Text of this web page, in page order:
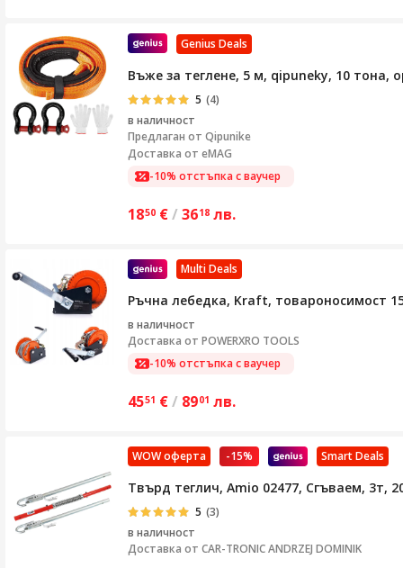
Genius Deals
Въже за теглене, 5 м, qipuneky, 10 тона,
5 (4)
в наличност
Предлаган от Qipunike
Доставка от eMAG
-10% отстъпка с ваучер
1850 €/ 3618 лв.
Multi Deals
Ръчна лебедка, Kraft, товароносимост
в наличност
Доставка от POWERXRO TOOLS
-10% отстъпка с ваучер
4551 €/ 8901 лв.
Smart Deals
-15%
WOW оферта
Твърд теглич, Amio 02477, Сгъваем, 3т,
5 (3)
в наличност
Доставка от CAR-TRONIC ANDRZEJ DOMINIK